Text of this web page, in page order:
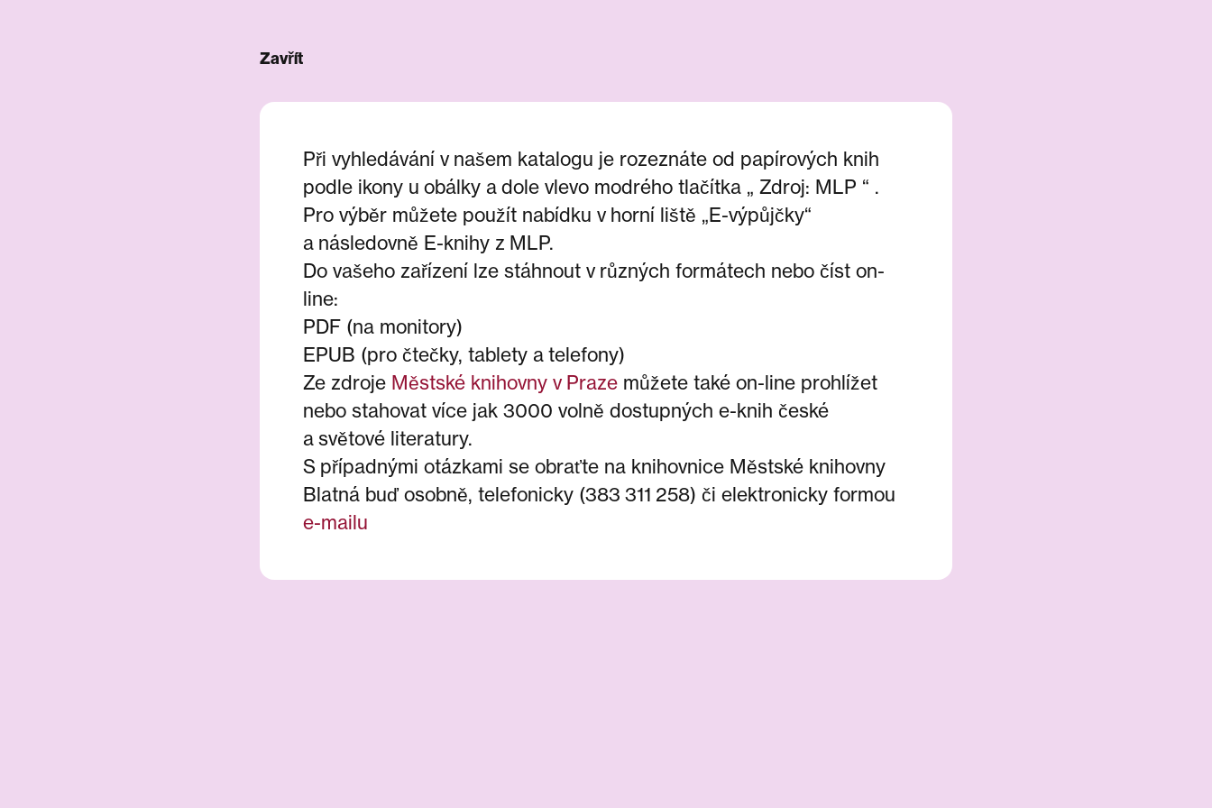
Zavřít
Při vyhledávání v našem katalogu je rozeznáte od papírových knih
podle ikony u obálky a dole vlevo modrého tlačítka „ Zdroj: MLP “ .
Pro výběr můžete použít nabídku v horní liště „E-výpůjčky“
a následovně E-knihy z MLP.
Do vašeho zařízení lze stáhnout v různých formátech nebo číst on-
line:
PDF (na monitory)
EPUB (pro čtečky, tablety a telefony)
Ze zdroje Městské knihovny v Praze můžete také on-line prohlížet
nebo stahovat více jak 3000 volně dostupných e-knih české
a světové literatury.
S případnými otázkami se obraťte na knihovnice Městské knihovny
Blatná buď osobně, telefonicky (383 311 258) či elektronicky formou
e-mailu